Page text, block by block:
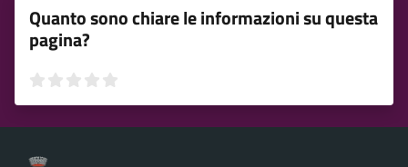
Quanto sono chiare le informazioni su questa
pagina?
Valuta 5 stelle su 5
Valuta 4 stelle su 5
Valuta 3 stelle su 5
Valuta 2 stelle su 5
Valuta 1 stelle su 5